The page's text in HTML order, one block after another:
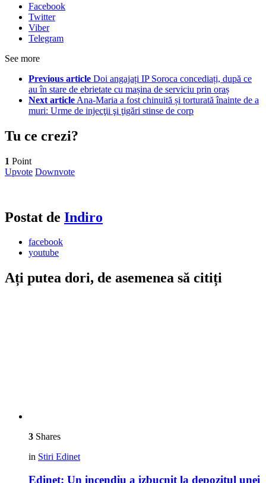
Facebook
Twitter
Viber
Telegram
See more
Previous article Doi angajați IP Soroca concediați, după ce
au în stare de ebrietate cu mașina de serviciu prin oraș
Next article Ana-Maria a fost chinuită și torturată înainte de a
muri: Urme de injecţii şi ţigări stinse de corp
Tu ce crezi?
1 Point
Upvote Downvote
Postat de Indiro
facebook
youtube
Ați putea dori, de asemenea să citiți
3 Shares
in Stiri Edinet
Edineț: Un incendiu a izbucnit la depozitul unei